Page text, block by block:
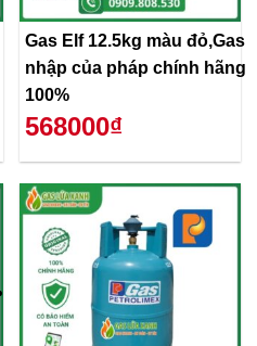
Gas Elf 12.5kg màu đỏ,Gas
nhập của pháp chính hãng
100%
568000₫